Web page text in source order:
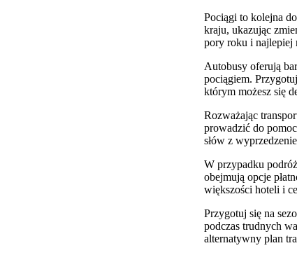
Pociągi to kolejna
kraju, ukazując
pory roku i najlepiej
Autobusy oferują
pociągiem.
którym możesz się
Rozważając
prowadzić do
słów z
W przypadku
obejmują opcje
większości hoteli i
Przygotuj się na
podczas trudnych
alternatywny plan